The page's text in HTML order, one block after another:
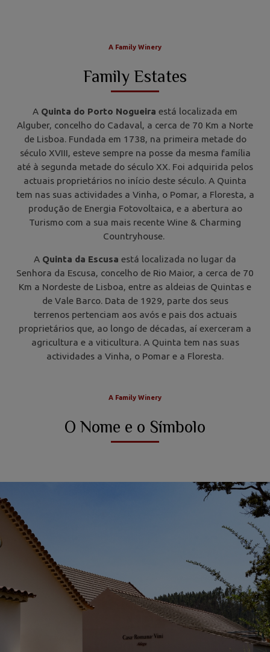
A Family Winery
Family Estates
A Quinta do Porto Nogueira está localizada em
Alguber, concelho do Cadaval, a cerca de 70 Km a Norte
de Lisboa. Fundada em 1738, na primeira metade do
século XVIII, esteve sempre na posse da mesma família
até à segunda metade do século XX. Foi adquirida pelos
actuais proprietários no início deste século. A Quinta
tem nas suas actividades a Vinha, o Pomar, a Floresta, a
produção de Energia Fotovoltaica, e a abertura ao
Turismo com a sua mais recente Wine & Charming
Countryhouse.
A Quinta da Escusa está localizada no lugar da
Senhora da Escusa, concelho de Rio Maior, a cerca de 70
Km a Nordeste de Lisboa, entre as aldeias de Quintas e
de Vale Barco. Data de 1929, parte dos seus
terrenos pertenciam aos avós e pais dos actuais
proprietários que, ao longo de décadas, aí exerceram a
agricultura e a viticultura. A Quinta tem nas suas
actividades a Vinha, o Pomar e a Floresta.
A Family Winery
O Nome e o Símbolo